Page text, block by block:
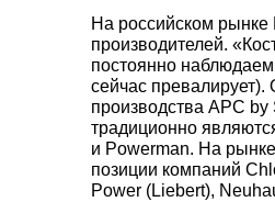
На российском рынке
производителей.
постоянно наблюдаем
сейчас
производства APC
традиционно
и Powerman. На
позиции компаний
Power (Liebert),